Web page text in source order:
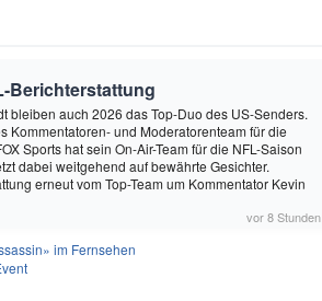
Berichterstattung
bleiben auch 2026 das Top-Duo des US-Senders.
Kommentatoren- und Moderatorenteam für die
Sports hat sein On-Air-Team für die NFL-Saison
dabei weitgehend auf bewährte Gesichter.
erneut vom Top-Team um Kommentator Kevin
vor 8 Stunden
im Fernsehen